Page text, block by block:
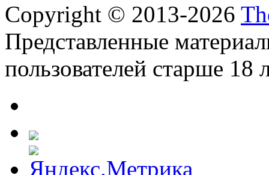
Copyright © 2013-2026
Представленные
пользователей старше 18